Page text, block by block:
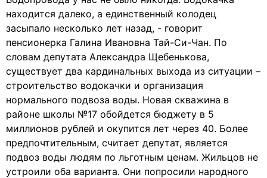
находится далеко, а единственный колодец
засыпало несколько лет назад, - говорит
пенсионерка Галина Ивановна Тай-Си-Чан. По
словам депутата Александра Щебенькова,
существует два кардинальных выхода из ситуации –
строительство водокачки и организация
нормального подвоза воды. Новая скважина в
районе школы №17 обойдется бюджету в 5
миллионов рублей и окупится лет через 40. Более
предпочтительным, считает депутат, является
подвоз воды людям по льготным ценам. Жильцов не
устроили оба варианта. Они попросили народного